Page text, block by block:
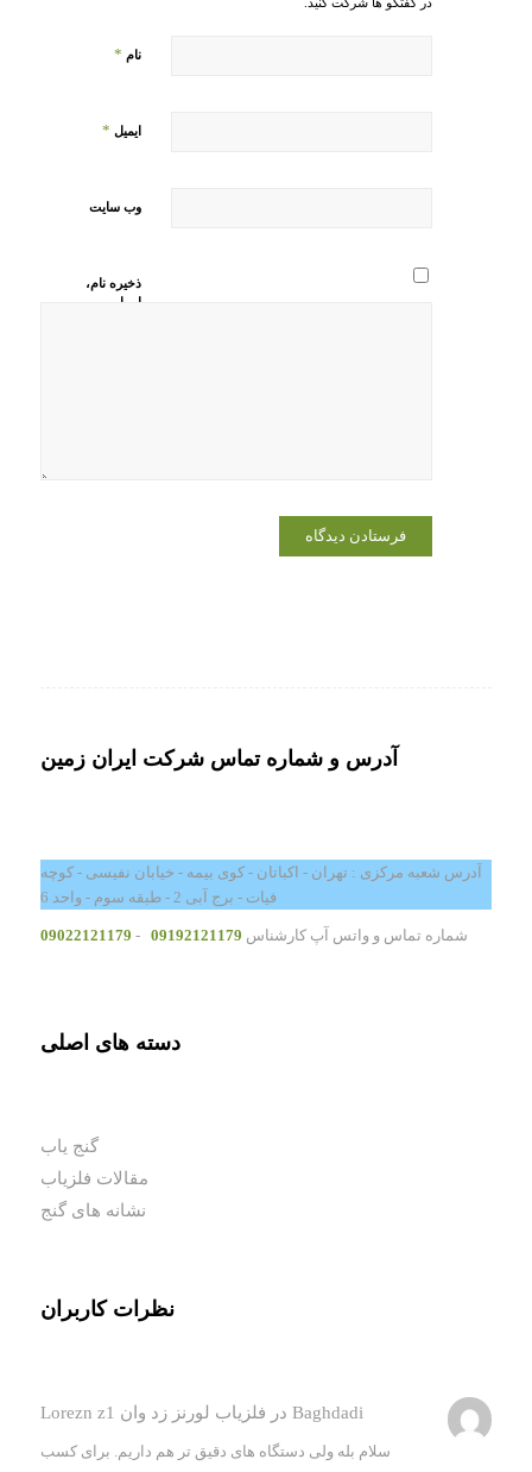
نام *
ایمیل *
وب‌ سایت
ذخیره نام،
ایمیل و
آدرس و شماره تماس شرکت ایران زمین
آدرس شعبه مرکزی : تهران - اکباتان - کوی بیمه - خیابان نفیسی - کوچه
فیات - برج آبی 2 - طبقه سوم - واحد 6
شماره تماس و واتس آپ کارشناس 09192121179
-
09022121179
دسته های اصلی
گنج یاب
مقالات فلزیاب
نشانه های گنج
نظرات کاربران
Baghdadi در فلزیاب لورنز زد وان Lorezn z1
سلام بله ولی دستگاه های دقیق تر هم داریم. برای کسب